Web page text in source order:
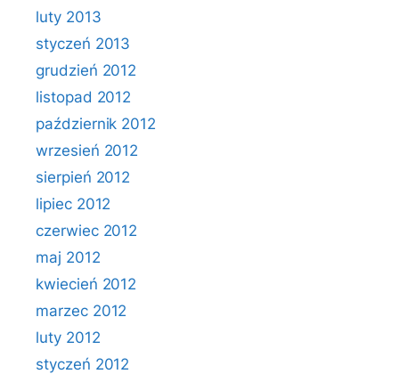
luty 2013
styczeń 2013
grudzień 2012
listopad 2012
październik 2012
wrzesień 2012
sierpień 2012
lipiec 2012
czerwiec 2012
maj 2012
kwiecień 2012
marzec 2012
luty 2012
styczeń 2012